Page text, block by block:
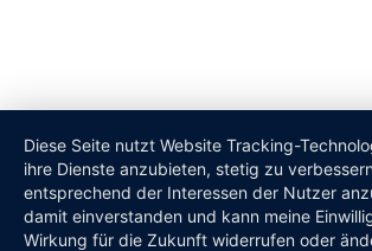
Diese Seite nutzt Website Tracking-
ihre Dienste anzubieten, stetig zu
entsprechend der Interessen der Nutzer
damit einverstanden und kann meine
Wirkung für die Zukunft widerrufen oder